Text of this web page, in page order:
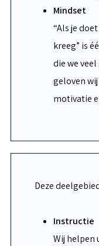
Mindset
“Als je
kreeg” is
die we
geloven
motivatie
Deze
Instructie
Wij helpen